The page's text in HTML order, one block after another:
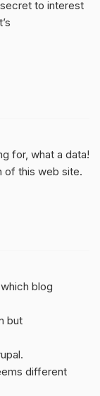
to interest
for, what a data!
of this web site.
blog
but
different